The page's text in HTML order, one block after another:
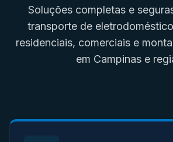
Soluções completas e
transporte de
residenciais, comerciais e
em Campinas e